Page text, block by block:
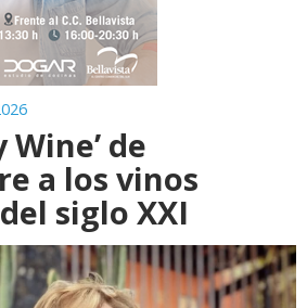
Wine’ de
a los vinos
siglo XXI